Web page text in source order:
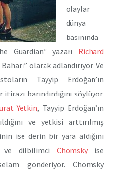
olaylar
dünya
basınında
Guardian” yazarı Richard
olarak adlandırıyor. Ve
Tayyip Erdoğan’ın
barındırdığını söylüyor.
Yetkin, Tayyip Erdoğan’ın
ve yetkisi arttırılmış
ise derin bir yara aldığını
ve dilbilimci Chomsky ise
gönderiyor. Chomsky